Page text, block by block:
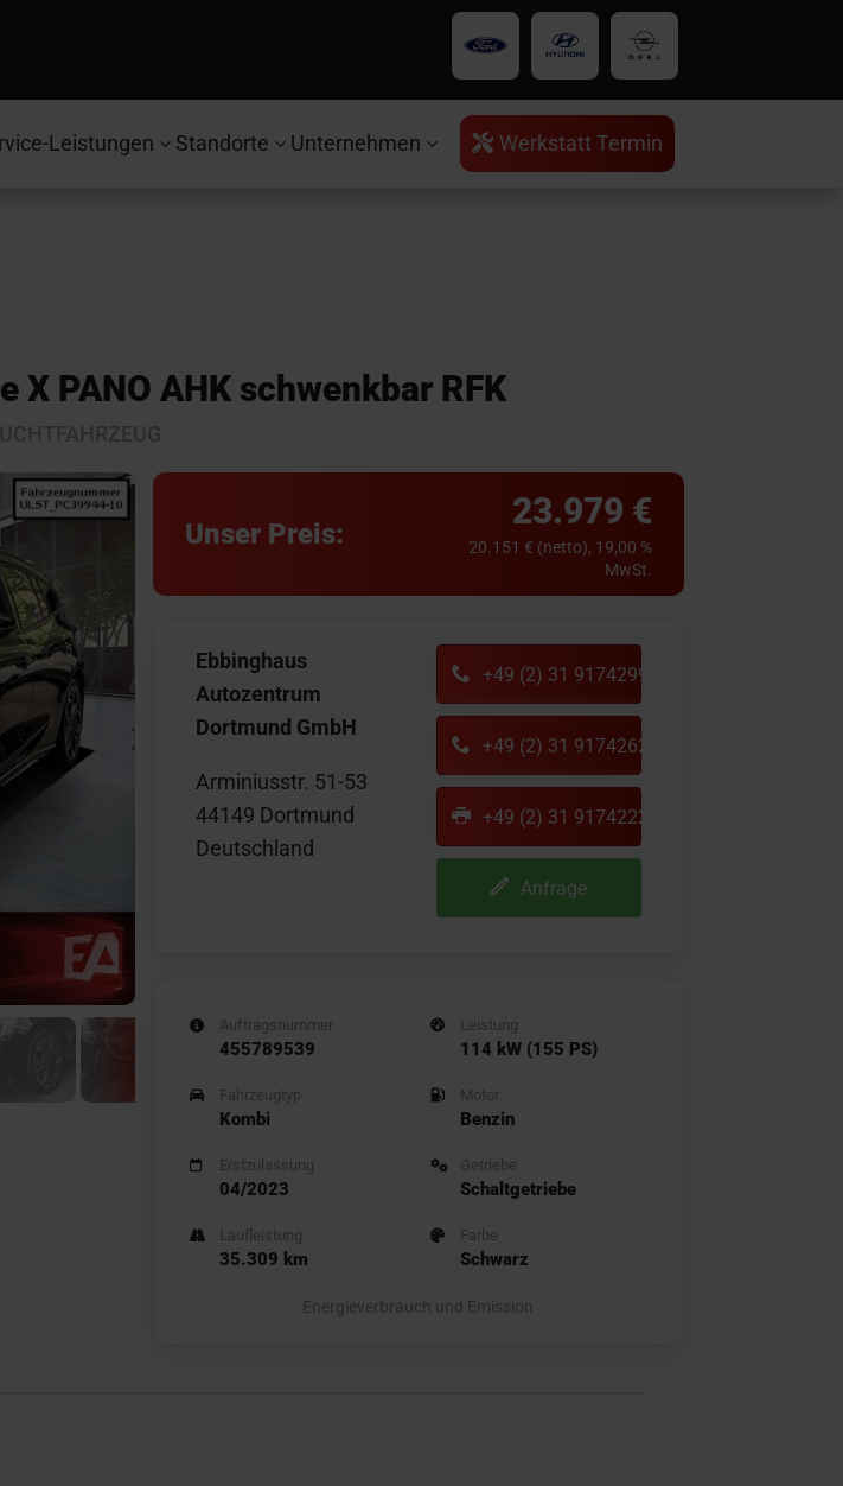
Leistungen 3 Standorte 3 Unternehmen 3  Werkstatt Termin
X PANO AHK schwenkbar RFK
Unser Preis:
23.979 €
20.151 € (netto), 19,00 %
MwSt.
Ebbinghaus
Autozentrum
Dortmund GmbH
Arminiusstr. 51-53
44149 Dortmund
Deutschland
+49 (2) 31 9174299
+49 (2) 31 9174262
+49 (2) 31 9174222
Anfrage
Auftragsnummer
455789539
Fahrzeugtyp
Kombi
Erstzulassung
04/2023
Laufleistung
35.309 km
Leistung
114 kW (155 PS)
Motor
Benzin
Getriebe
Schaltgetriebe
Farbe
Schwarz
Energieverbrauch und Emission